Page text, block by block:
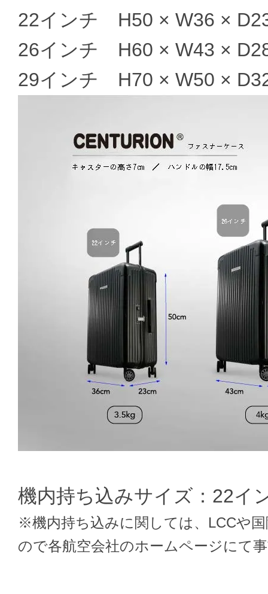
22インチ H50 × W36 ×
26インチ H60 × W43 ×
29インチ H70 × W50 ×
機内持ち込みサイズ：22イ
※機内持ち込みに関しては、LCCや
ので各航空会社のホームページにて